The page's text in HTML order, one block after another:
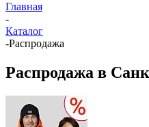
Главная
-
Каталог
-Распродажа
Распродажа в